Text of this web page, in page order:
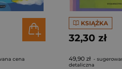
cena
KSIĄŻKA
32,30 zł
49,90 zł -
detaliczna